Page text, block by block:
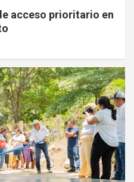
acceso prioritario en